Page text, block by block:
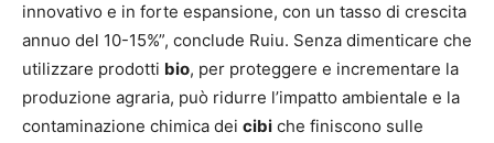
innovativo e in forte espansione, con un tasso di crescita
annuo del 10-15%”, conclude Ruiu. Senza dimenticare che
utilizzare prodotti bio, per proteggere e incrementare la
produzione agraria, può ridurre l’impatto ambientale e la
contaminazione chimica dei cibi che finiscono sulle